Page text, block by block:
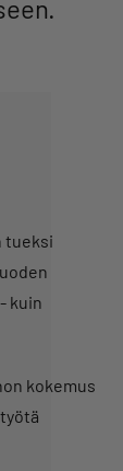
tueksi
kuin
kokemus